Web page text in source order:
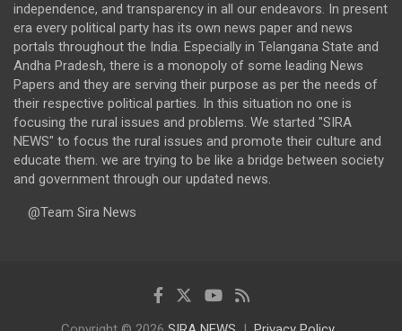
independence, and transparency in all our endeavors. In present
era every political party has its own news paper and news
portals throughout the India. Especially in Telangana State and
Andha Pradesh, there is a monopoly of some leading News
Papers and they are serving their purpose as per the needs of
their respective political parties. In this situation no one is
focusing the rural issues and problems. We started "SIRA
NEWS" to focus the rural issues and promote their culture and
educate them. we are trying to be like a bridge between society
and government through our updated news.
@Team Sira News